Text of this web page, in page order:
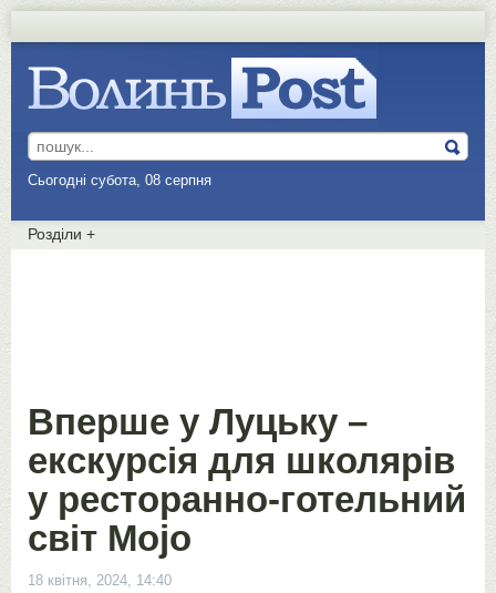
Сьогодні субота, 08 серпня
Розділи +
Вперше у Луцьку –
екскурсія для школярів
у ресторанно-готельний
світ Mojo
18 квітня, 2024, 14:40